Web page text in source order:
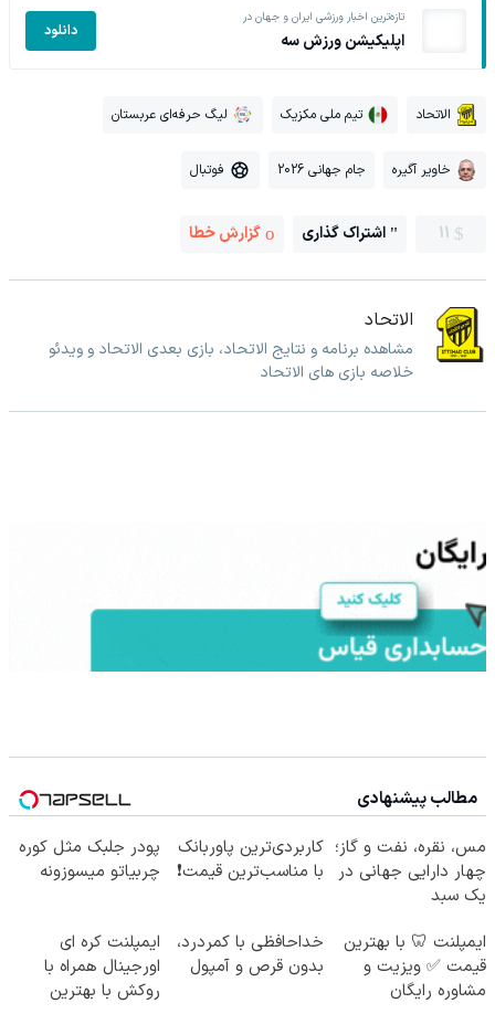
تازه‌ترین اخبار ورزشی ایران و جهان در
اپلیکیشن ورزش سه دانلود
الاتحاد تیم ملی مکزیک لیگ حرفه‌ای عربستان
خاویر آگیره جام جهانی 2026 فوتبال
11 اشتراک گذاری گزارش خطا
الاتحاد
مشاهده برنامه و نتایج الاتحاد، بازی بعدی الاتحاد و ویدئو
خلاصه بازی های الاتحاد
مطالب پیشنهادی
مس، نقره، نفت و گاز؛
چهار دارایی جهانی در
یک سبد
کاربردی‌ترین پاوربانک
با مناسب‌ترین قیمت❗
پودر جلبک مثل کوره
چربیاتو میسوزونه
ایمپلنت 🦷 با بهترین
قیمت ✅ ویزیت و
مشاوره رایگان
خداحافظی با کمردرد،
بدون قرص و آمپول
ایمپلنت کره ای
اورجینال همراه با
روکش با بهترین